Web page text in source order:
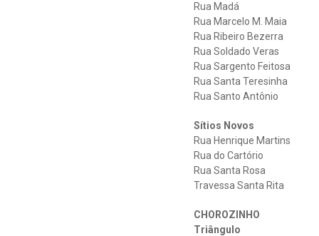
Rua Madá
Rua Marcelo M. Maia
Rua Ribeiro Bezerra
Rua Soldado Veras
Rua Sargento Feitosa
Rua Santa Teresinha
Rua Santo Antônio
Sítios Novos
Rua Henrique Martins
Rua do Cartório
Rua Santa Rosa
Travessa Santa Rita
CHOROZINHO
Triângulo